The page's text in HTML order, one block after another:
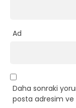
Ad
Daha sonraki
posta adresim ve